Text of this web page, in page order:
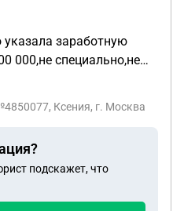
указала заработную
000,не специально,не
мошенество ,и оплат не
можно сделать?
Ксения, г. Москва
подскажет, что